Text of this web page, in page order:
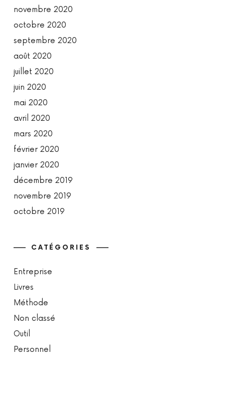
novembre 2020
octobre 2020
septembre 2020
août 2020
juillet 2020
juin 2020
mai 2020
avril 2020
mars 2020
février 2020
janvier 2020
décembre 2019
novembre 2019
octobre 2019
CATÉGORIES
Entreprise
Livres
Méthode
Non classé
Outil
Personnel